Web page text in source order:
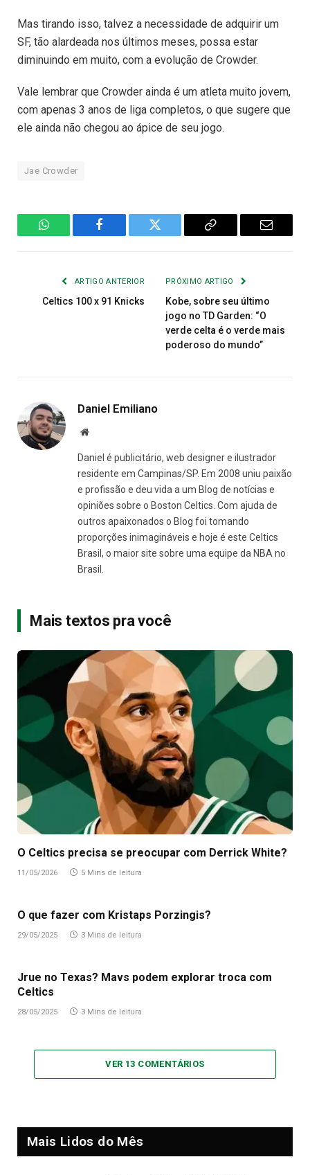
Mas tirando isso, talvez a necessidade de adquirir um
SF, tão alardeada nos últimos meses, possa estar
diminuindo em muito, com a evolução de Crowder.
Vale lembrar que Crowder ainda é um atleta muito jovem,
com apenas 3 anos de liga completos, o que sugere que
ele ainda não chegou ao ápice de seu jogo.
Jae Crowder
WhatsAppFacebook Twitter
Copiar
E-
ARTIGO ANTERIOR
Celtics 100 x 91 Knicks
PRÓXIMO ARTIGO
Kobe, sobre seu último
jogo no TD Garden: “O
verde celta é o verde mais
poderoso do mundo”
Daniel Emiliano
Site
Daniel é publicitário, web designer e ilustrador
residente em Campinas/SP. Em 2008 uniu paixão
e profissão e deu vida a um Blog de notícias e
opiniões sobre o Boston Celtics. Com ajuda de
outros apaixonados o Blog foi tomando
proporções inimagináveis e hoje é este Celtics
Brasil, o maior site sobre uma equipe da NBA no
Brasil.
Mais textos pra você
O Celtics precisa se preocupar com Derrick White?
11/05/2026 5 Mins de leitura
O que fazer com Kristaps Porzingis?
29/05/2025 3 Mins de leitura
Jrue no Texas? Mavs podem explorar troca com
Celtics
28/05/2025 3 Mins de leitura
VER 13 COMENTÁRIOS
Mais Lidos do Mês